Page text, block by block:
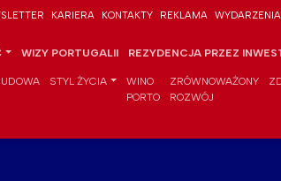
KARIERA KONTAKTY REKLAMA WYDARZENIA
WIZY PORTUGALII REZYDENCJA PRZEZ
STYL ŻYCIA
WINO
PORTO
ZRÓWNOWAŻONY
ROZWÓJ